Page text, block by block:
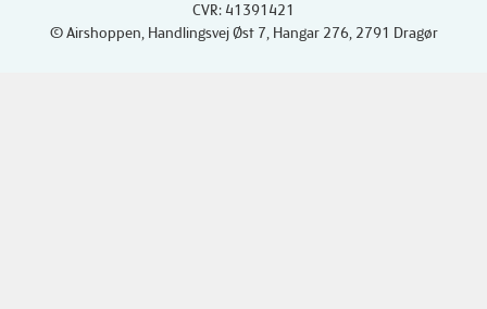
CVR: 41391421
© Airshoppen , Handlingsvej Øst 7, Hangar 276, 2791 Dragør